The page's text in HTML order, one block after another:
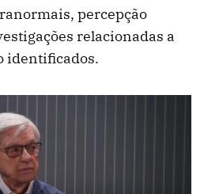
percepção
relacionadas a
identificados.